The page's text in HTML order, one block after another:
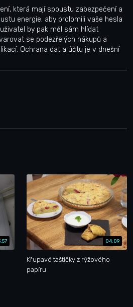
která mají spoustu zabezpečení a
energie, aby prolomili vaše hesla
by pak měl sám hlídat
se podezřelých nákupů a
Ochrana dat a účtu je v dnešní
04:09
Křupavé taštičky z rýžového
papíru